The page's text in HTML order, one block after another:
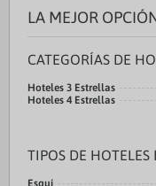
LA MEJOR
CATEGORÍAS DE
Hoteles 3 Estrellas
Hoteles 4 Estrellas
TIPOS DE HOTELES
Esquí